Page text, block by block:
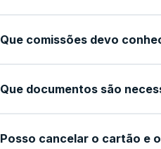
Que comissões devo
Que documentos são
Posso cancelar o cartão e